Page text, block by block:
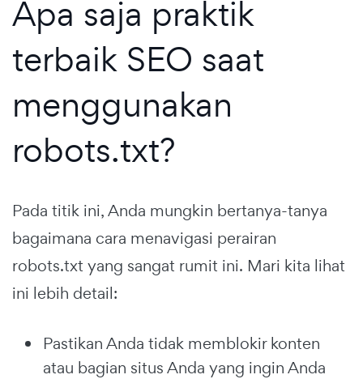
Apa saja praktik
terbaik SEO saat
menggunakan
robots.txt?
Pada titik ini, Anda mungkin bertanya-tanya
bagaimana cara menavigasi perairan
robots.txt yang sangat rumit ini. Mari kita lihat
ini lebih detail:
Pastikan Anda tidak memblokir konten
atau bagian situs Anda yang ingin Anda